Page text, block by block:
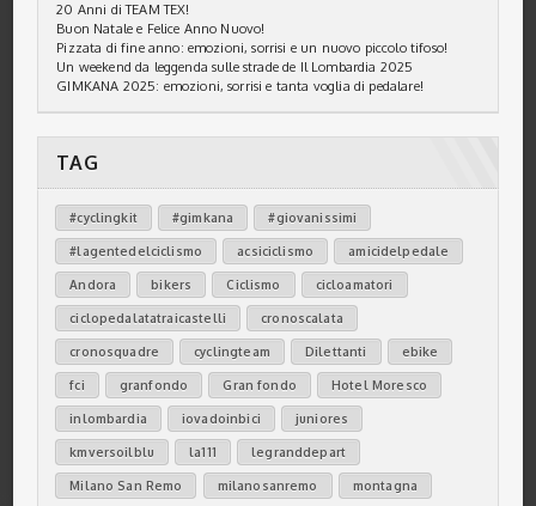
20 Anni di TEAM TEX!
Buon Natale e Felice Anno Nuovo!
Pizzata di fine anno: emozioni, sorrisi e un nuovo piccolo tifoso!
Un weekend da leggenda sulle strade de Il Lombardia 2025
GIMKANA 2025: emozioni, sorrisi e tanta voglia di pedalare!
TAG
#cyclingkit #gimkana #giovanissimi
#lagentedelciclismo acsiciclismo amicidelpedale
Andora bikers Ciclismo cicloamatori
ciclopedalatatraicastelli cronoscalata
cronosquadre cyclingteam Dilettanti ebike
fci granfondo Gran fondo Hotel Moresco
inlombardia iovadoinbici juniores
kmversoilblu la111 legranddepart
Milano San Remo milanosanremo montagna